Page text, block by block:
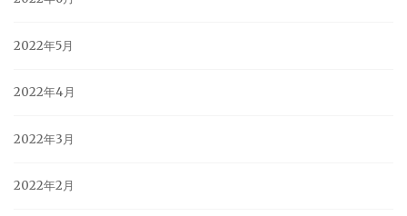
2022年5月
2022年4月
2022年3月
2022年2月